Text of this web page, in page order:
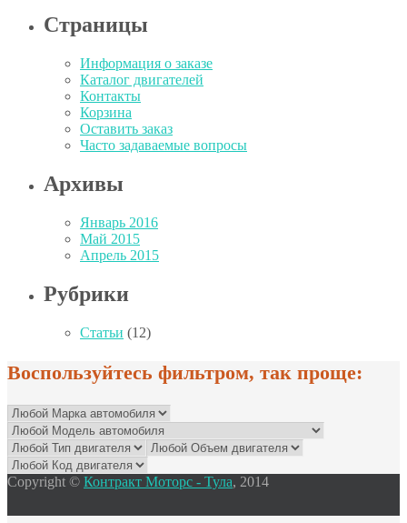
Страницы
Информация о заказе
Каталог двигателей
Контакты
Корзина
Оставить заказ
Часто задаваемые вопросы
Архивы
Январь 2016
Май 2015
Апрель 2015
Рубрики
Статьи (12)
Воспользуйтесь фильтром, так проще:
Copyright © Контракт Моторс - Тула, 2014